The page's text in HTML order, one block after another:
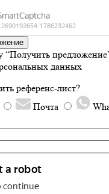
данных
референс-лист?
Почта